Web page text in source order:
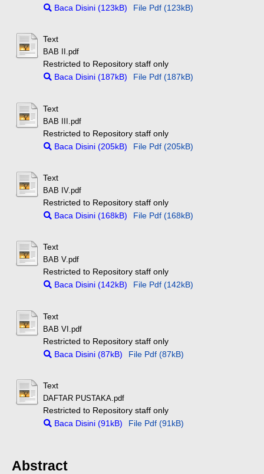
Baca Disini (123kB)
File Pdf (123kB)
Text
BAB II.pdf
Restricted to Repository staff only
Baca Disini (187kB)
File Pdf (187kB)
Text
BAB III.pdf
Restricted to Repository staff only
Baca Disini (205kB)
File Pdf (205kB)
Text
BAB IV.pdf
Restricted to Repository staff only
Baca Disini (168kB)
File Pdf (168kB)
Text
BAB V.pdf
Restricted to Repository staff only
Baca Disini (142kB)
File Pdf (142kB)
Text
BAB VI.pdf
Restricted to Repository staff only
Baca Disini (87kB)
File Pdf (87kB)
Text
DAFTAR PUSTAKA.pdf
Restricted to Repository staff only
Baca Disini (91kB)
File Pdf (91kB)
Abstract